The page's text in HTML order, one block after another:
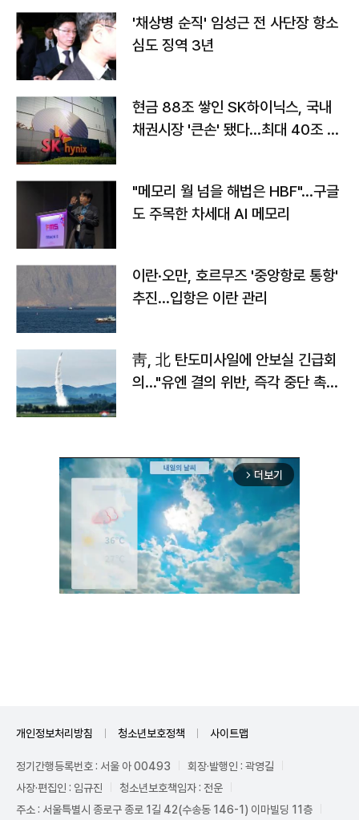
'채상병 순직' 임성근 전 사단장 항소
심도 징역 3년
현금 88조 쌓인 SK하이닉스, 국내
채권시장 '큰손' 됐다…최대 40조 투
"메모리 월 넘을 해법은 HBF"…구글
도 주목한 차세대 AI 메모리
이란·오만, 호르무즈 '중앙항로 통항'
추진…입항은 이란 관리
靑, 北 탄도미사일에 안보실 긴급회
의…"유엔 결의 위반, 즉각 중단 촉
arrow_forward_ios 더보기
개인정보처리방침 청소년보호정책 사이트맵
정기간행등록번호 : 서울 아 00493
회장·발행인 : 곽영길
사장·편집인 : 임규진
청소년보호책임자 : 전운
주소 : 서울특별시 종로구 종로 1길 42(수송동 146-1) 이마빌딩 11층